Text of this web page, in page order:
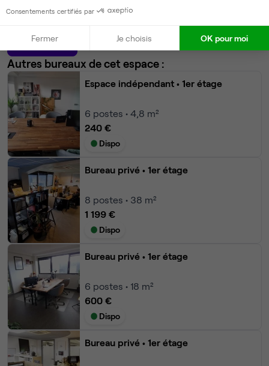
Modifier
Autres bureaux de cet espace :
Espace indépendant • 1er étage
6 postes • 4,8 m²
240 €
Dispo
Bureau privé • 1er étage
8 postes • 38 m²
1 199 €
Dispo
Bureau privé • 1er étage
6 postes • 18 m²
600 €
Dispo
Bureau privé • 1er étage
Consentements certifiés par
Fermer Je choisis OK pour moi